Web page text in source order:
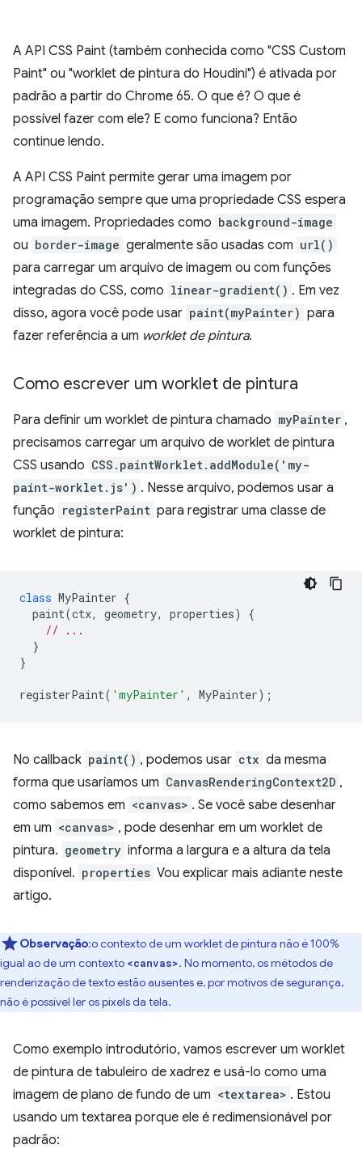
A API CSS Paint (também conhecida como "CSS Custom
Paint" ou "worklet de pintura do Houdini") é ativada por
padrão a partir do Chrome 65. O que é? O que é
possível fazer com ele? E como funciona? Então
continue lendo.
A API CSS Paint permite gerar uma imagem por
programação sempre que uma propriedade CSS espera
uma imagem. Propriedades como background-image
ou border-image geralmente são usadas com url()
para carregar um arquivo de imagem ou com funções
integradas do CSS, como linear-gradient() . Em vez
disso, agora você pode usar paint(myPainter) para
fazer referência a um worklet de pintura.
Como escrever um worklet de pintura
Para definir um worklet de pintura chamado myPainter ,
precisamos carregar um arquivo de worklet de pintura
CSS usando CSS.paintWorklet.addModule('my-
paint-worklet.js') . Nesse arquivo, podemos usar a
função registerPaint para registrar uma classe de
worklet de pintura:
class MyPainter {
paint(ctx, geometry, properties)
{
// ...
}
}
registerPaint( 'myPainter' , MyPainter);
No callback paint() , podemos usar ctx da mesma
forma que usaríamos um CanvasRenderingContext2D ,
como sabemos em <canvas> . Se você sabe desenhar
em um <canvas> , pode desenhar em um worklet de
pintura. geometry informa a largura e a altura da tela
disponível. properties Vou explicar mais adiante neste
artigo.
Observação:o contexto de um worklet de pintura não é 100%
igual ao de um contexto <canvas>. No momento, os métodos de
renderização de texto estão ausentes e, por motivos de segurança,
não é possível ler os pixels da tela.
Como exemplo introdutório, vamos escrever um worklet
de pintura de tabuleiro de xadrez e usá-lo como uma
imagem de plano de fundo de um <textarea> . Estou
usando um textarea porque ele é redimensionável por
padrão: